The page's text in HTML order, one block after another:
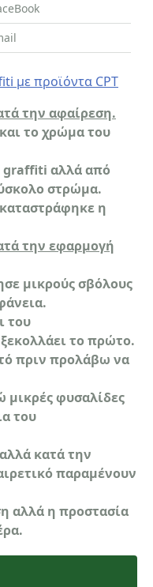
με προϊόντα CPT
την αφαίρεση.
το χρώμα του
graffiti αλλά από
στρώμα.
η
την εφαρμογή
μικρούς σβόλους
του
το πρώτο.
πριν προλάβω να
φυσαλίδες
του
κατά την
παραμένουν
αλλά η προστασία